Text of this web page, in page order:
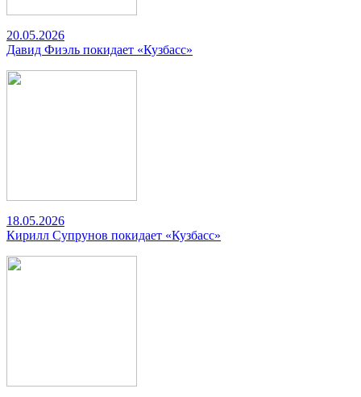
20.05.2026
Давид Фиэль покидает «Кузбасс»
18.05.2026
Кирилл Супрунов покидает «Кузбасс»